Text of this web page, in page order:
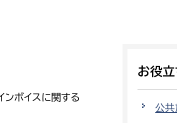
支払いをした
働きたい 環境
ンボイスに関する
お役
公